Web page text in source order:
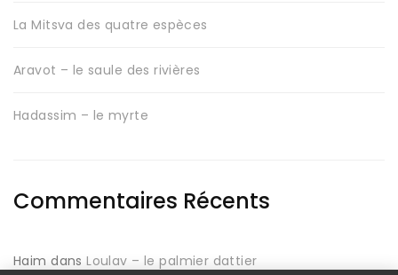
La Mitsva des quatre espèces
Aravot – le saule des rivières
Hadassim – le myrte
Commentaires Récents
Haim dansLoulav – le palmier dattier